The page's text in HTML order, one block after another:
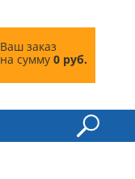
Ваш заказ
на сумму 0 руб.